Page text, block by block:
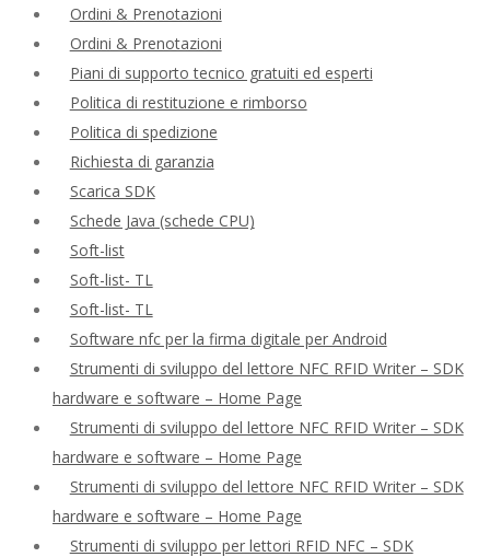
Ordini & Prenotazioni
Ordini & Prenotazioni
Piani di supporto tecnico gratuiti ed esperti
Politica di restituzione e rimborso
Politica di spedizione
Richiesta di garanzia
Scarica SDK
Schede Java (schede CPU)
Soft-list
Soft-list- TL
Soft-list- TL
Software nfc per la firma digitale per Android
Strumenti di sviluppo del lettore NFC RFID Writer – SDK
hardware e software – Home Page
Strumenti di sviluppo del lettore NFC RFID Writer – SDK
hardware e software – Home Page
Strumenti di sviluppo del lettore NFC RFID Writer – SDK
hardware e software – Home Page
Strumenti di sviluppo per lettori RFID NFC – SDK